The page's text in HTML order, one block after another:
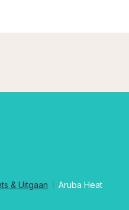
& Uitgaan Aruba Heat